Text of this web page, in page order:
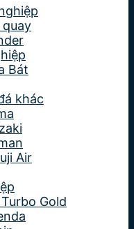
Bát
khác
Air
Gold